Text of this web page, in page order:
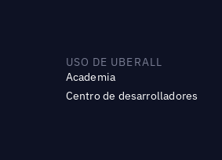
USO DE UBERALL
Academia
Centro de desarrolladores